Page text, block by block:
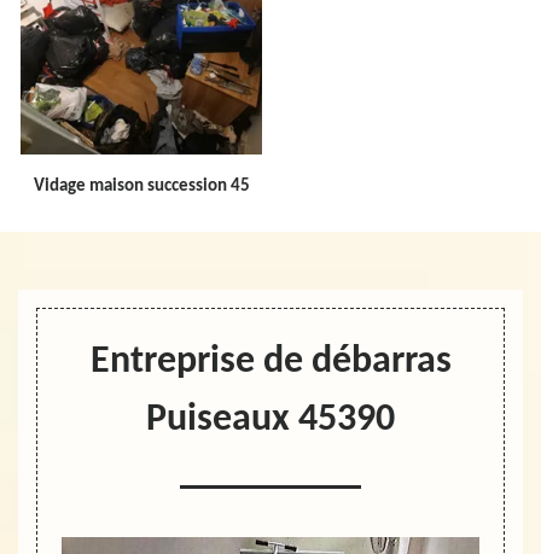
Vidage maison succession 45
Entreprise de débarras
Puiseaux 45390